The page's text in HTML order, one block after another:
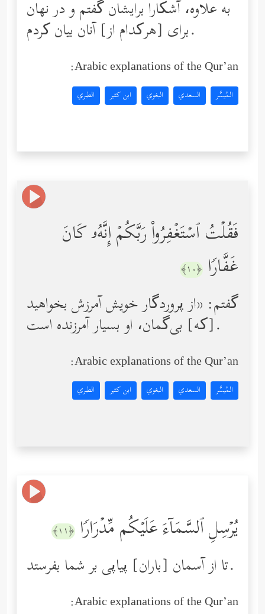
به علاوه، آشکارا برایشان گفتم و در نهان
برای [هرکدام از] آنان بیان کردم.
Arabic explanations of the Qur’an:
المُيسَّر السعدي البغوي ابن كثير الطبري
فَقُلۡتُ ٱسۡتَغۡفِرُواْ رَبَّكُمۡ إِنَّهُۥ كَانَ
غَفَّارࣰا ﴿١٠﴾
گفتم: «از پروردگار خویش آمرزش بخواهید
[که] بی‌گمان، او بسیار آمرزنده است.
Arabic explanations of the Qur’an:
المُيسَّر السعدي البغوي ابن كثير الطبري
یُرۡسِلِ ٱلسَّمَاۤءَ عَلَیۡكُم مِّدۡرَارࣰا ﴿١١﴾
تا از آسمان [باران] پیاپی بر شما بفرستد.
Arabic explanations of the Qur’an: